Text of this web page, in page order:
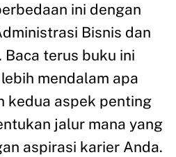
ini dengan
Bisnis dan
Baca terus buku ini
mendalam apa
kedua aspek penting
jalur mana yang
aspirasi karier Anda.